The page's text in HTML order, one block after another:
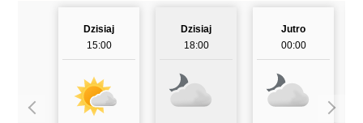
Dzisiaj
15:00
Dzisiaj
18:00
Jutro
00:00